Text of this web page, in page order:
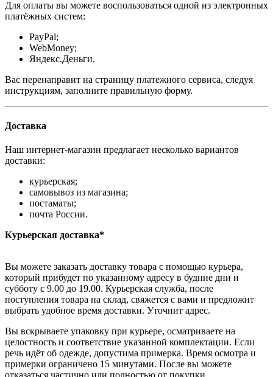
Для оплаты вы можете воспользоваться одной из электронных
платёжных систем:
PayPal;
WebMoney;
Яндекс.Деньги.
Вас перенаправит на страницу платежного сервиса, следуя
инструкциям, заполните правильную форму.
Доставка
Наш интернет-магазин предлагает несколько вариантов
доставки:
курьерская;
самовывоз из магазина;
постаматы;
почта России.
Курьерская доставка*
Вы можете заказать доставку товара с помощью курьера,
который прибудет по указанному адресу в будние дни и
субботу с 9.00 до 19.00. Курьерская служба, после
поступления товара на склад, свяжется с вами и предложит
выбрать удобное время доставки. Уточнит адрес.
Вы вскрываете упаковку при курьере, осматриваете на
целостность и соответствие указанной комплектации. Если
речь идёт об одежде, допустима примерка. Время осмотра и
примерки ограничено 15 минутами. После вы можете
отказаться частично или полностью от покупки.